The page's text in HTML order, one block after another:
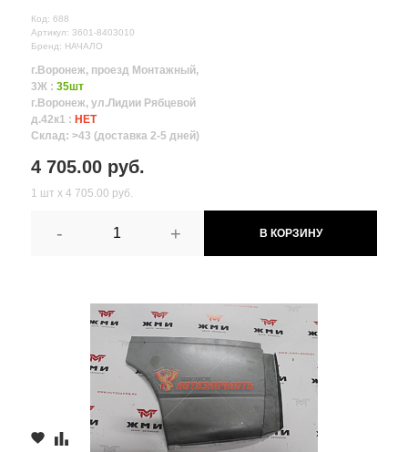
Код: 688
Артикул: 3601-8403010
Бренд: НАЧАЛО
г.Воронеж, проезд Монтажный,
3Ж : 35шт
г.Воронеж, ул.Лидии Рябцевой
д.42к1 : НЕТ
Склад: >43 (доставка 2-5 дней)
4 705.00 руб.
1 шт х 4 705.00 руб.
- + В КОРЗИНУ